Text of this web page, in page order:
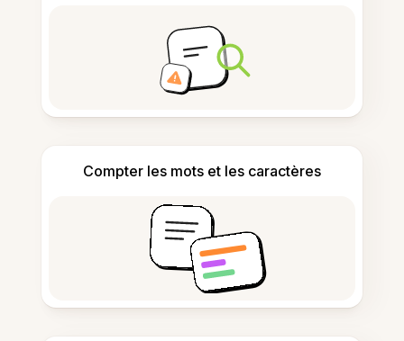
Compter les mots et les caractères